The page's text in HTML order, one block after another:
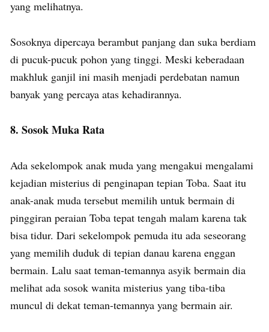
yang melihatnya.
Sosoknya dipercaya berambut panjang dan suka berdiam
di pucuk-pucuk pohon yang tinggi. Meski keberadaan
makhluk ganjil ini masih menjadi perdebatan namun
banyak yang percaya atas kehadirannya.
8. Sosok Muka Rata
Ada sekelompok anak muda yang mengakui mengalami
kejadian misterius di penginapan tepian Toba. Saat itu
anak-anak muda tersebut memilih untuk bermain di
pinggiran peraian Toba tepat tengah malam karena tak
bisa tidur. Dari sekelompok pemuda itu ada seseorang
yang memilih duduk di tepian danau karena enggan
bermain. Lalu saat teman-temannya asyik bermain dia
melihat ada sosok wanita misterius yang tiba-tiba
muncul di dekat teman-temannya yang bermain air.